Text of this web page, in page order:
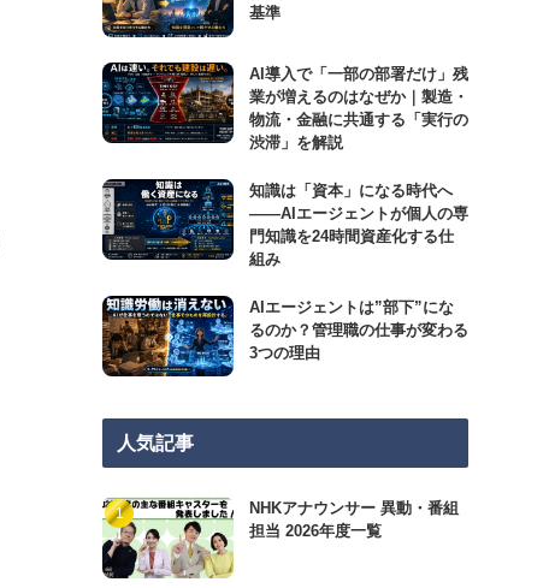
基準
AI導入で「一部の部署だけ」残
業が増えるのはなぜか｜製造・
物流・金融に共通する「実行の
渋滞」を解説
知識は「資本」になる時代へ
——AIエージェントが個人の専
門知識を24時間資産化する仕
組み
AIエージェントは”部下”にな
るのか？管理職の仕事が変わる
3つの理由
人気記事
NHKアナウンサー 異動・番組
担当 2026年度一覧